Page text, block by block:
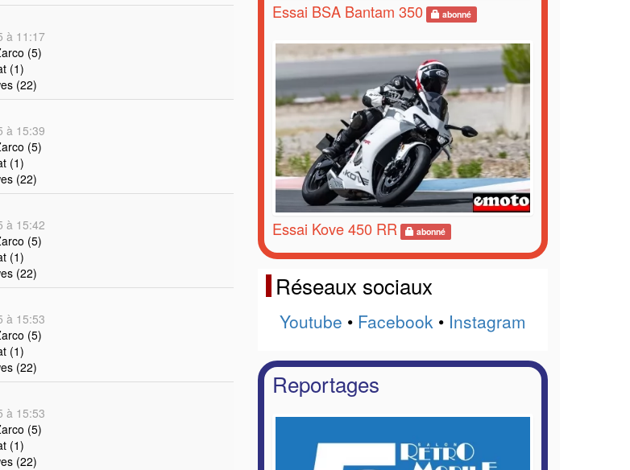
à 11:17
(5)
(1)
(22)
à 15:39
(5)
(1)
(22)
à 15:42
(5)
(1)
(22)
à 15:53
(5)
(1)
(22)
à 15:53
(5)
(1)
(22)
Essai BSA Bantam 350 abonné
Essai Kove 450 RR abonné
Réseaux sociaux
Youtube • Facebook • Instagram
Reportages